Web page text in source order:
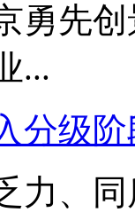
勇先
...
分级阶
力、